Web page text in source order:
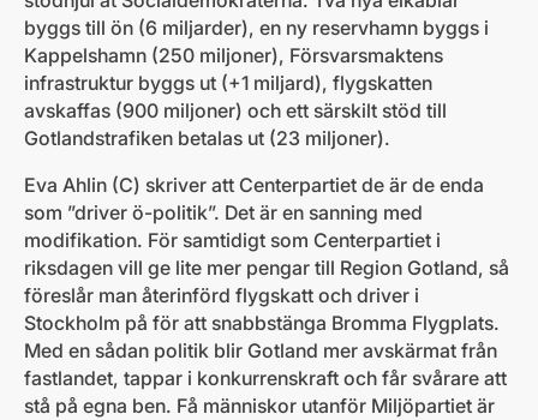
byggs till ön (6 miljarder), en ny reservhamn byggs i
Kappelshamn (250 miljoner), Försvarsmaktens
infrastruktur byggs ut (+1 miljard), flygskatten
avskaffas (900 miljoner) och ett särskilt stöd till
Gotlandstrafiken betalas ut (23 miljoner).
Eva Ahlin (C) skriver att Centerpartiet de är de enda
som ”driver ö-politik”. Det är en sanning med
modifikation. För samtidigt som Centerpartiet i
riksdagen vill ge lite mer pengar till Region Gotland, så
föreslår man återinförd flygskatt och driver i
Stockholm på för att snabbstänga Bromma Flygplats.
Med en sådan politik blir Gotland mer avskärmat från
fastlandet, tappar i konkurrenskraft och får svårare att
stå på egna ben. Få människor utanför Miljöpartiet är